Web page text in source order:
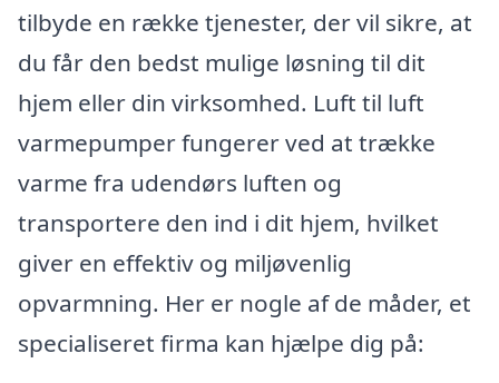
tilbyde en række tjenester, der vil sikre, at
du får den bedst mulige løsning til dit
hjem eller din virksomhed. Luft til luft
varmepumper fungerer ved at trække
varme fra udendørs luften og
transportere den ind i dit hjem, hvilket
giver en effektiv og miljøvenlig
opvarmning. Her er nogle af de måder, et
specialiseret firma kan hjælpe dig på: